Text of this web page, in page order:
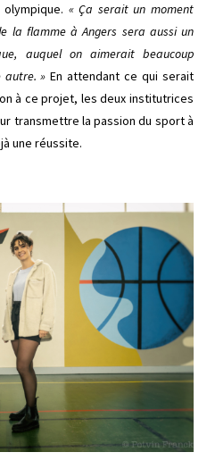
« Ça serait un moment
la flamme à Angers sera aussi un
auquel on aimerait beaucoup
autre. »En attendant ce qui serait
à ce projet, les deux institutrices
transmettre la passion du sport à
une réussite.